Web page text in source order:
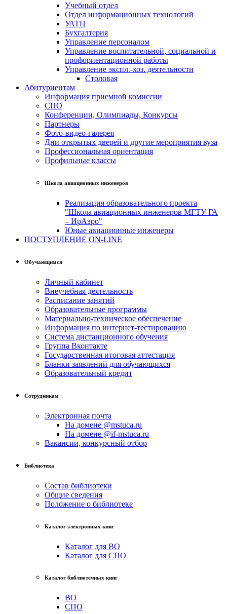
Учебный отдел
Отдел информационных технологий
УАТЦ
Бухгалтерия
Управление персоналом
Управление воспитательной, социальной и
профориентационной работы
Управление экспл.-хоз. деятельности
Столовая
Абитуриентам
Информация приемной комиссии
СПО
Конференции, Олимпиады, Конкурсы
Партнеры
Фото-видео-галерея
Дни открытых дверей и другие мероприятия вуза
Профессиональная ориентация
Профильные классы
Школа авиационных инженеров
Реализация образовательного проекта
"Школа авиационных инженеров МГТУ ГА
– ИрАэро"
Юные авиационные инженеры
ПОСТУПЛЕНИЕ ON-LINE
Обучающимся
Личный кабинет
Внеучебная деятельность
Расписание занятий
Образовательные программы
Материально-техническое обеспечение
Информация по интернет-тестированию
Система дистанционного обучения
Группа Вконтакте
Государственная итоговая аттестация
Бланки заявлений для обучающихся
Образовательный кредит
Сотрудникам
Электронная почта
На домене @mstuca.ru
На домене @if-mstuca.ru
Вакансии, конкурсный отбор
Библиотека
Состав библиотеки
Общие сведения
Положение о библиотеке
Каталог электронных книг
Каталог для ВО
Каталог для СПО
Каталог библиотечных книг
ВО
СПО